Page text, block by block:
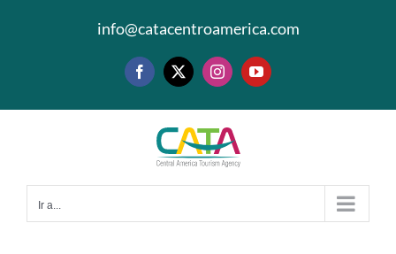
info@catacentroamerica.com
Facebook
X InstagramYouTube
Ir a...